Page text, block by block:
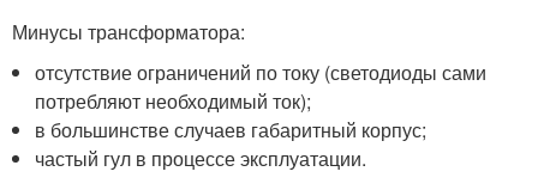
Минусы трансформатора:
отсутствие ограничений по току (светодиоды сами
потребляют необходимый ток);
в большинстве случаев габаритный корпус;
частый гул в процессе эксплуатации.